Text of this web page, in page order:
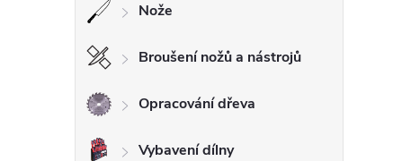
Nože
Broušení nožů a nástrojů
Opracování dřeva
Vybavení dílny